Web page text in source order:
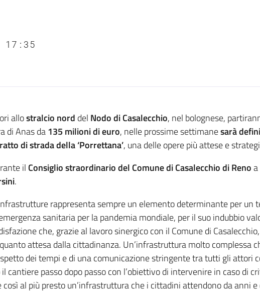
17:35
allostralcio nord del Nodo di Casalecchio, nel bolognese,
di Anas da135 milioni di euro, nelle prossime settimanesarà
di strada della ‘Porrettana’, una delle opere più attese e
il Consiglio straordinario del Comune di Casalecchio di Reno
.
rappresenta sempre un elemento determinante per
sanitaria per la pandemia mondiale, per il suo indubbio
che, grazie al lavoro sinergico con il Comune di
attesa dalla cittadinanza. Un’infrastruttura molto complessa
dei tempi e di una comunicazione stringente tra tutti gli attori
cantiere passo dopo passo con l’obiettivo di intervenire in caso di
al più presto un’infrastruttura che i cittadini attendono da anni